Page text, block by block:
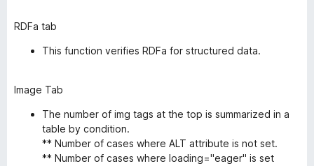
RDFa tab
This function verifies RDFa for structured data.
Image Tab
The number of img tags at the top is summarized in a
table by condition.
** Number of cases where ALT attribute is not set.
** Number of cases where loading="eager" is set